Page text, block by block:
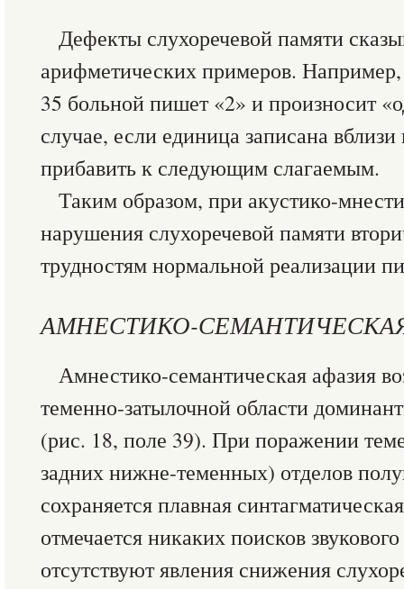
Дефекты слухоречевой памяти
арифметических примеров.
35 больной пишет «2» и произносит
случае, если единица записана
прибавить к следующим слагаемым.
Таким образом, при акустико-
нарушения слухоречевой памяти
трудностям нормальной реализации
АМНЕСТИКО-
Амнестико-семантическая афазия
теменно-затылочной области
(рис. 18, поле 39). При поражении
задних нижне-теменных) отделов
сохраняется плавная
отмечается никаких поисков
отсутствуют явления снижения